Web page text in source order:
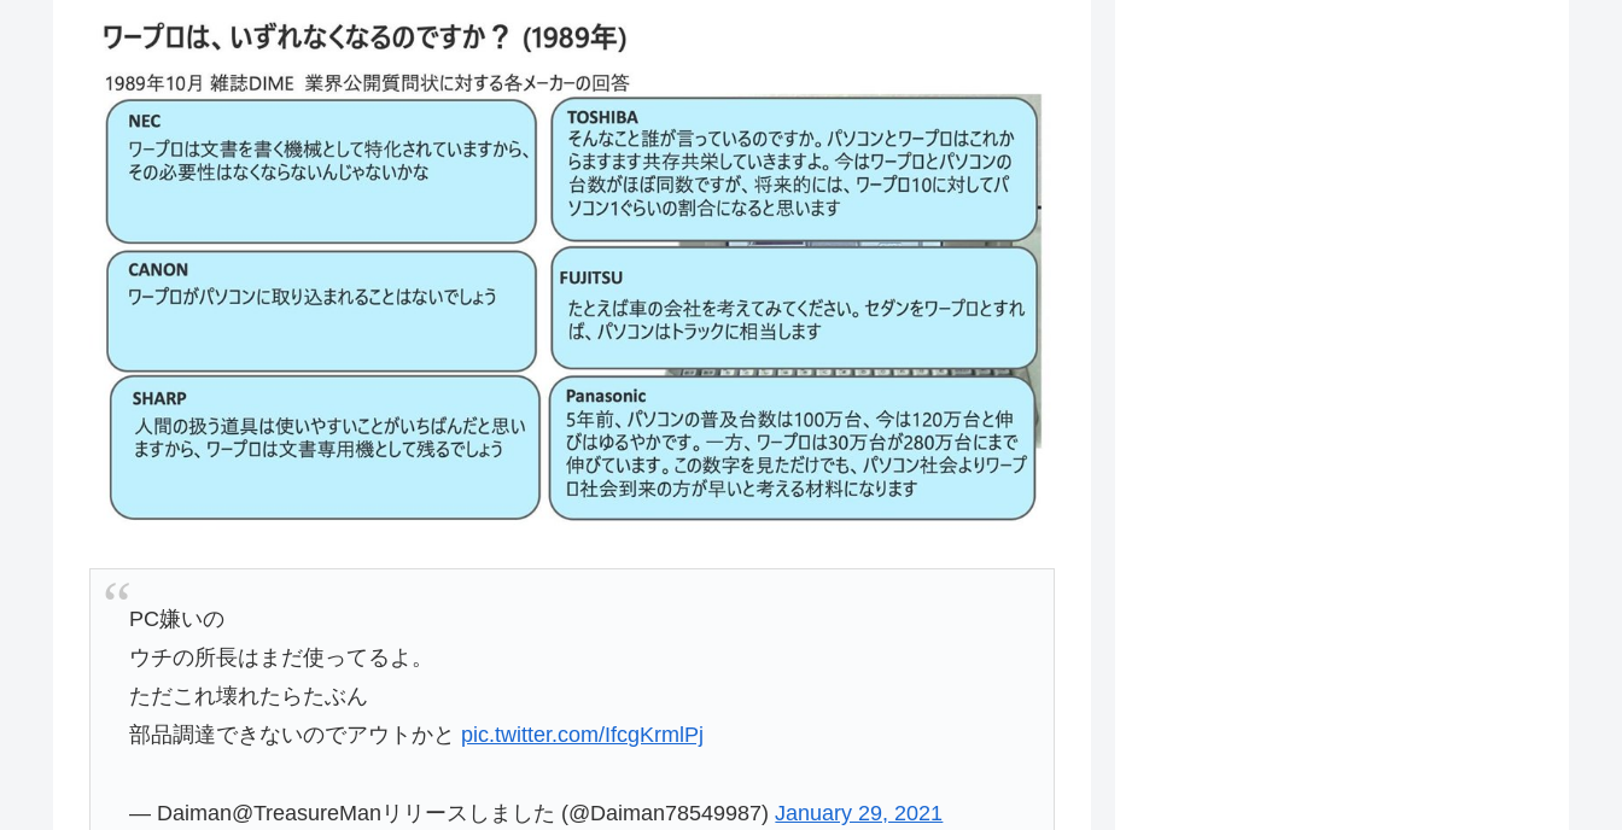
PC嫌いの
ウチの所長はまだ使ってるよ。
ただこれ壊れたらたぶん
部品調達できないのでアウトかと pic.twitter.com/IfcgKrmlPj
— Daiman@TreasureManリリースしました (@Daiman78549987)January 29, 2021